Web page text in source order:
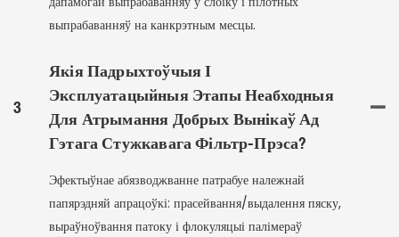
выпрабаванняў на канкрэтным месцы.
3
Якія Падрыхтоўчыя І
Эксплуатацыйныя Этапы Неабходныя
Для Атрымання Добрых Вынікаў Ад
Гэтага Стужкавага Фільтр-Прэса?
Эфектыўнае абязводжванне патрабуе належнай
папярэдняй апрацоўкі: прасейвання/выдалення пяску,
выраўноўвання патоку і флокуляцыі палімераў